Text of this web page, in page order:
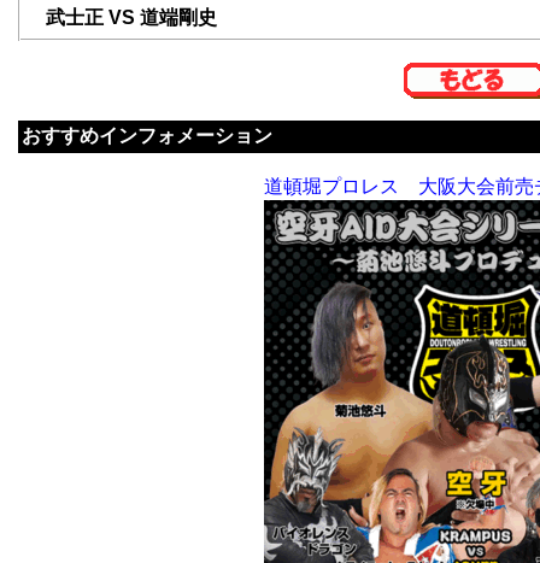
武士正 VS 道端剛史
おすすめインフォメーション
道頓堀プロレス 大阪大会前売